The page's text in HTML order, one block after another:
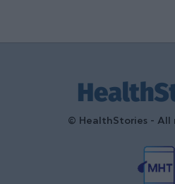
© HealthStories - All